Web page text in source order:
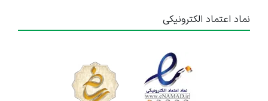
نماد اعتماد الکترونیکی